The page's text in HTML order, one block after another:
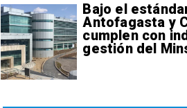
Bajo el
Antofagasta y
cumplen con
gestión del